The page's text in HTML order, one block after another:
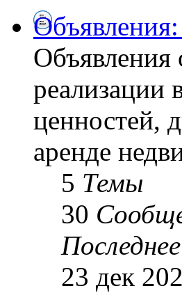
Объявления
реализации
ценностей,
аренде
5 Темы
30
23 дек